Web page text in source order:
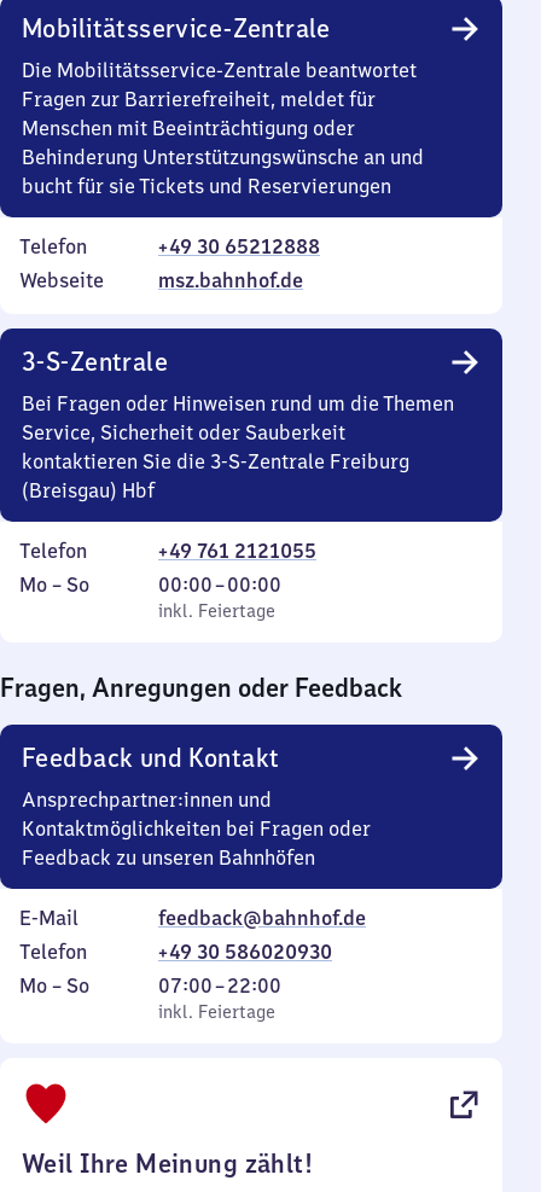
Mobilitätsservice-Zentrale
Die Mobilitätsservice-Zentrale beantwortet
Fragen zur Barrierefreiheit, meldet für
Menschen mit Beeinträchtigung oder
Behinderung Unterstützungswünsche an und
bucht für sie Tickets und Reservierungen
Telefon
+49 30 65212888
Webseite
msz.bahnhof.de
3-S-Zentrale
Bei Fragen oder Hinweisen rund um die Themen
Service, Sicherheit oder Sauberkeit
kontaktieren Sie die 3-S-Zentrale Freiburg
(Breisgau) Hbf
Telefon
+49 761 2121055
Montag
Mo – So,
inkl. Feiertage
00:00–00:00
Von
0
0
Uhr
inkl. Feiertage
Fragen, Anregungen oder Feedback
Feedback und Kontakt
Ansprechpartner:innen und
Kontaktmöglichkeiten bei Fragen oder
Feedback zu unseren Bahnhöfen
E-Mail
feedback@bahnhof.de
Telefon
+49 30 586020930
Montag
Mo – So,
inkl. Feiertage
07:00–22:00
Von
7
inkl. Feiertage
Weil Ihre Meinung zählt!